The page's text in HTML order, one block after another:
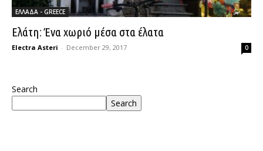
ΕΛΛΑΔΑ - GREECE
Ελάτη: Ένα χωριό μέσα στα έλατα
Electra Asteri - December 29, 2017 0
Search
Search